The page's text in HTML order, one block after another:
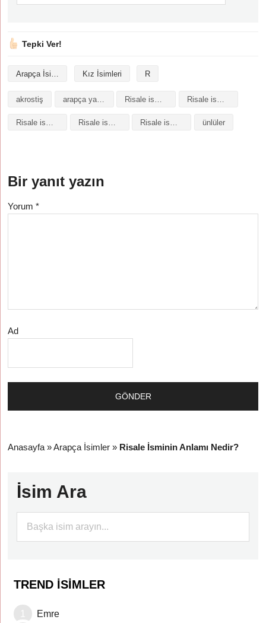
Tepki Ver!
Arapça İsimler Kız İsimleri R
akrostiş arapça yazılışı
Risale isminin baş harfleriyle şiir Risale isminin kökeni Risale isminin numerolojisi ünlüler
Bir yanıt yazın
Yorum*
Ad
Anasayfa »Arapça İsimler » Risale İsminin Anlamı Nedir?
İsim Ara
TREND İSIMLER
Emre